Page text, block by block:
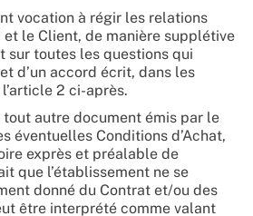
vocation à régir les relations
et le Client, de manière supplétive
sur toutes les questions qui
d’un accord écrit, dans les
2 ci-après.
tout autre document émis par le
éventuelles Conditions d’Achat,
exprès et préalable de
que l’établissement ne se
donné du Contrat et/ou des
être interprété comme valant